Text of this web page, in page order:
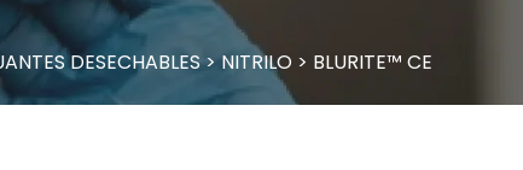
DESECHABLES>NITRILO > BLURITE™ CE